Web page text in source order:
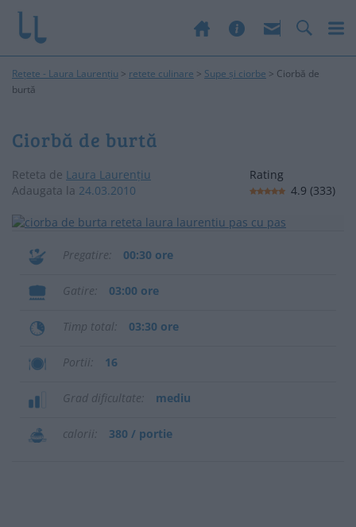
Rețete - Laura Laurențiu > retete culinare > Supe și ciorbe > Ciorbă de
burtă
Ciorbă de burtă
Reteta de Laura Laurențiu
Adaugata la 24.03.2010
Rating
4.9 (333)
Pregatire 00:30 ore
Gatire 03:00 ore
Timp total 03:30 ore
Portii 16
Grad dificultate mediu
calorii 380 / portie